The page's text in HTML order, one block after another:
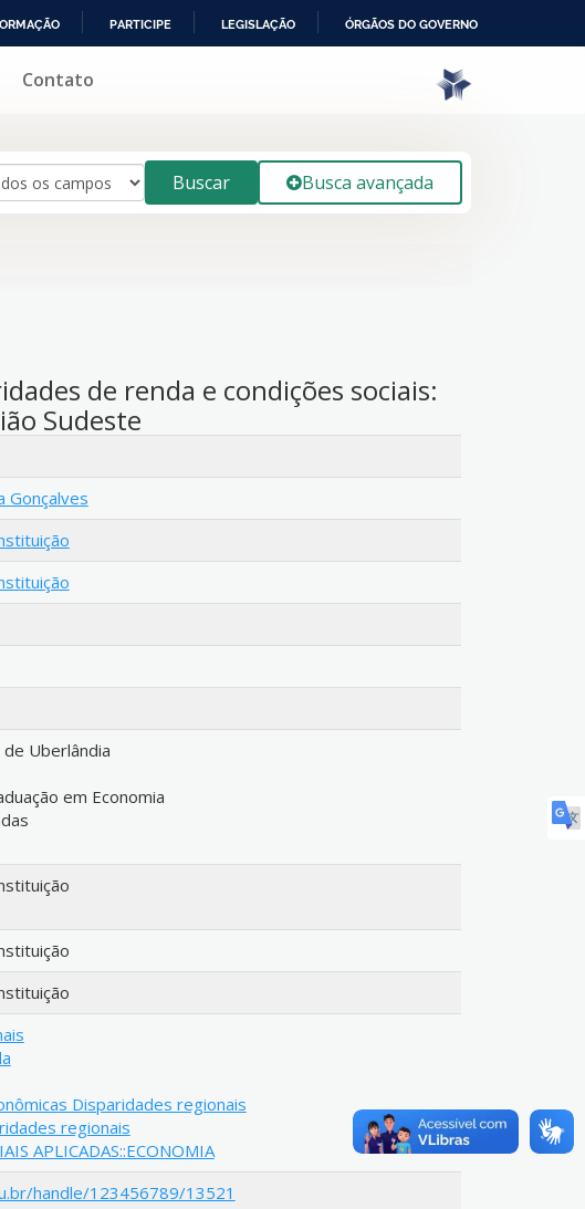
PARTICIPE LEGISLAÇÃO ÓRGÃOS DO GOVERNO
Contato
Buscar Busca avançada
de renda e condições sociais:
Sudeste
Gonçalves
Uberlândia
em Economia
Disparidades regionais
regionais
APLICADAS::ECONOMIA
handle/123456789/13521